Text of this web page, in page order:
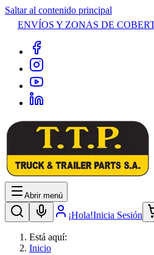
Saltar al contenido principal
ENVÍOS Y ZONAS DE
Abrir menú
¡Hola!Inicia Sesión
Está aquí:
Inicio